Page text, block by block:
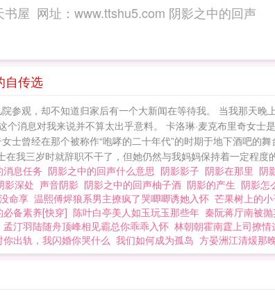
三秒记住本站：天天书屋 网址：www.ttshu5.com 阴影之中的回声
自传选
参观，却不知道归家后有一个大新闻在等待我。 当我那天
个消息对我来说并不算太出乎意料。 卡洛琳·麦克布里奇女
曾经在那个被称作“咆哮的二十年代”的时期于地下酒吧的
我三岁时就辞职不干了，但她仍然与我妈妈保持着一定程度
消息任务 阴影之中的回声什么意思 阴影影子 阴影在那里 阴
影深处 声音阴影 阴影之中的回声柚子酒 阴影的产生 阴影怎
命享 温熙傅烬狼系男主撩疯了哭唧唧诱她入怀 芒果树上的
必备素养[快穿] 陈叶白亭美人如玉玩玉那些年 秦阮蒋厅南被
孟汀羽陆随舟顶峰相见霸总你乖乖入怀 林朝朝霍南霆上司撩
你出轨，我闪婚你哭什么 我们如何成为孤岛 方晏洲江清煖那